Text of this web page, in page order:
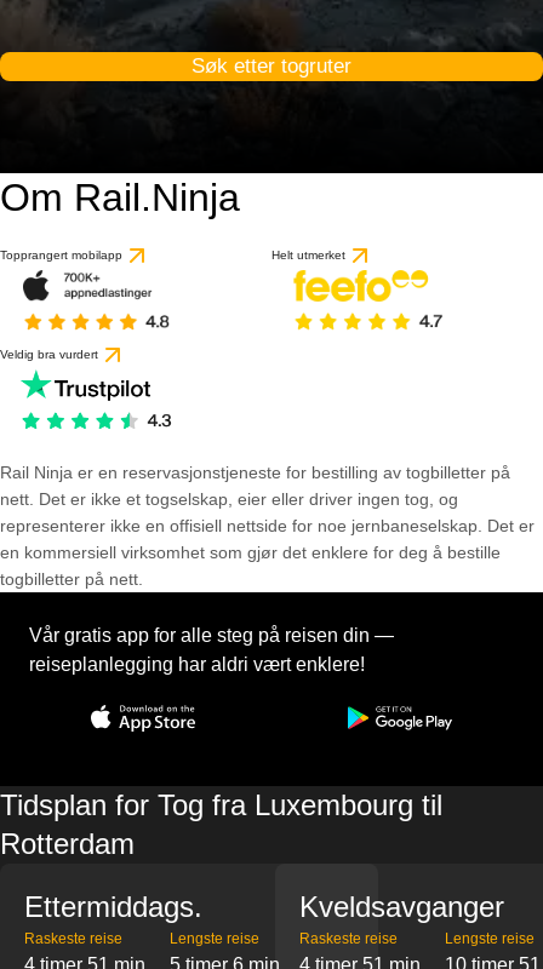
Søk etter togruter
Om Rail.Ninja
Topprangert mobilapp Helt utmerket
Veldig bra vurdert
Rail Ninja er en reservasjons­tjeneste for bestilling av togbilletter på
nett. Det er ikke et togselskap, eier eller driver ingen tog, og
representerer ikke en offisiell nettside for noe jernbaneselskap. Det er
en kommersiell virksomhet som gjør det enklere for deg å bestille
togbilletter på nett.
Vår gratis app for alle steg på reisen din —
reiseplanlegging har aldri vært enklere!
Tidsplan for Tog fra Luxembourg til
Rotterdam
Ettermiddags.
Raskeste reise
4 timer 51 min
Lengste reise
5 timer 6 min
Kveldsavganger
Raskeste reise
4 timer 51 min
Lengste reise
10 timer